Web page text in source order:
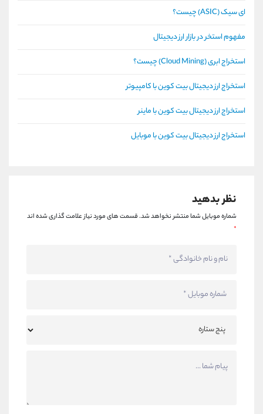
ای سیک (ASIC) چیست؟
مفهوم استخر در بازار ارز دیجیتال
استخراج ابری (Cloud Mining) چیست؟
استخراج ارز دیجیتال بیت کوین با کامپیوتر
استخراج ارز دیجیتال بیت کوین با ماینر
استخراج ارز دیجیتال بیت کوین با موبایل
نظر بدهید
شماره موبایل شما منتشر نخواهد شد.قسمت های مورد نیاز علامت گذاری شده اند
*